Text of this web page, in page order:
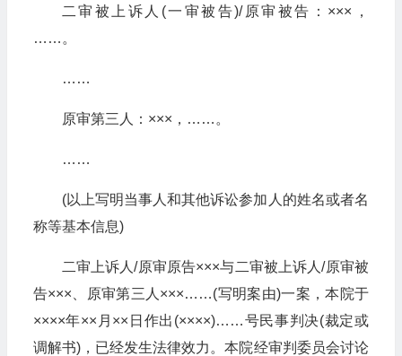
二审被上诉人(一审被告)/原审被告：×××，
……。
……
原审第三人：×××，……。
……
(以上写明当事人和其他诉讼参加人的姓名或者名
称等基本信息)
二审上诉人/原审原告×××与二审被上诉人/原审被
告×××、原审第三人×××……(写明案由)一案，本院于
××××年××月××日作出(××××)……号民事判决(裁定或
调解书)，已经发生法律效力。本院经审判委员会讨论